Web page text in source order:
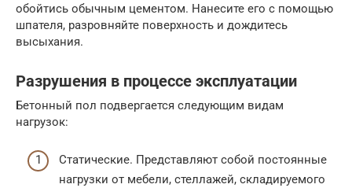
обойтись обычным цементом. Нанесите его с помощью
шпателя, разровняйте поверхность и дождитесь
высыхания.
Разрушения в процессе эксплуатации
Бетонный пол подвергается следующим видам
нагрузок:
Статические. Представляют собой постоянные
нагрузки от мебели, стеллажей, складируемого